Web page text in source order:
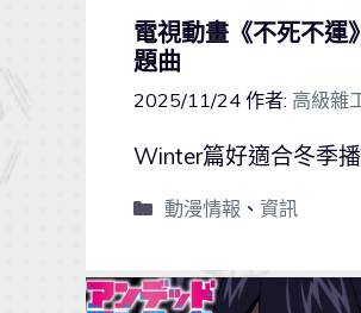
電視動畫《不死不
題曲
2025/11/24 作者: 高級雜
Winter篇好適合冬季
動漫情報 、 資訊